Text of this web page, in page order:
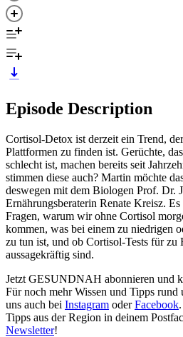
Episode Description
Cortisol-Detox ist derzeit ein Trend,
Plattformen zu finden ist. Gerüchte,
schlecht ist, machen bereits seit
stimmen diese auch? Martin möchte
deswegen mit dem Biologen Prof. Dr.
Ernährungsberaterin Renate Kreisz.
Fragen, warum wir ohne Cortisol
kommen, was bei einem zu niedrigen
zu tun ist, und ob Cortisol-Tests für zu
aussagekräftig sind.
Jetzt GESUNDNAH abonnieren und
Für noch mehr Wissen und Tipps rund
uns auch bei Instagram oderFacebook
Tipps aus der Region in deinem
Newsletter!